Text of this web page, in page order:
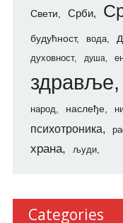
Свети Срби
будућност вода
духовност душа
здравље
народ наслеђе
психотроника
храна људи
Categories